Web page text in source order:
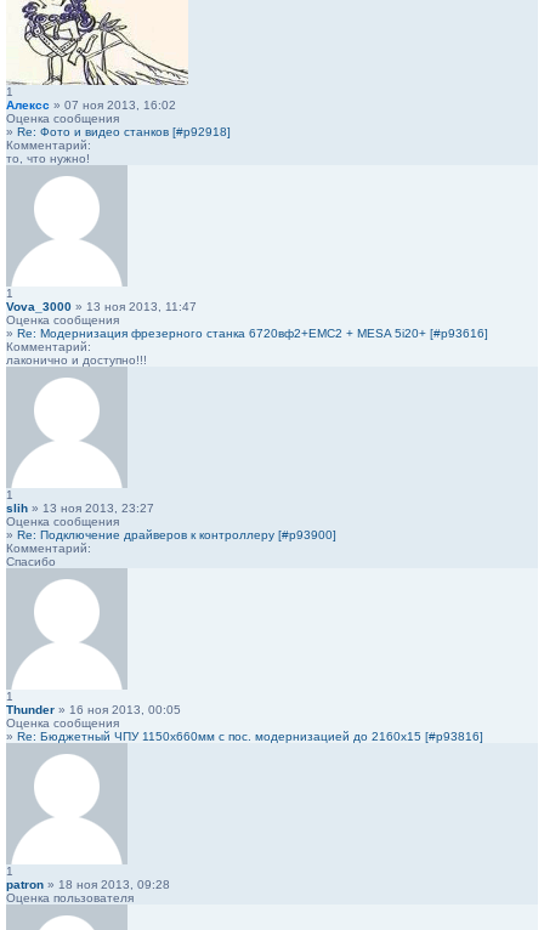
1
Алексс » 07 ноя 2013, 16:02
Оценка сообщения
» Re: Фото и видео станков [#p92918]
Комментарий:
то, что нужно!
1
Vova_3000 » 13 ноя 2013, 11:47
Оценка сообщения
» Re: Модернизация фрезерного станка 6720вф2+EMC2 + MESA 5i20+ [#p93616]
Комментарий:
лаконично и доступно!!!
1
slih » 13 ноя 2013, 23:27
Оценка сообщения
» Re: Подключение драйверов к контроллеру [#p93900]
Комментарий:
Спасибо
1
Thunder » 16 ноя 2013, 00:05
Оценка сообщения
» Re: Бюджетный ЧПУ 1150х660мм с пос. модернизацией до 2160х15 [#p93816]
1
patron » 18 ноя 2013, 09:28
Оценка пользователя